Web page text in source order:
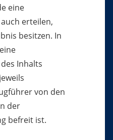
eine
erteilen,
besitzen. In
Inhalts
von den
der
befreit ist.